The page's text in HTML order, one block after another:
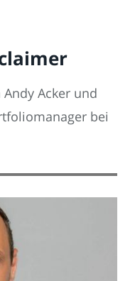
Acker und
bei